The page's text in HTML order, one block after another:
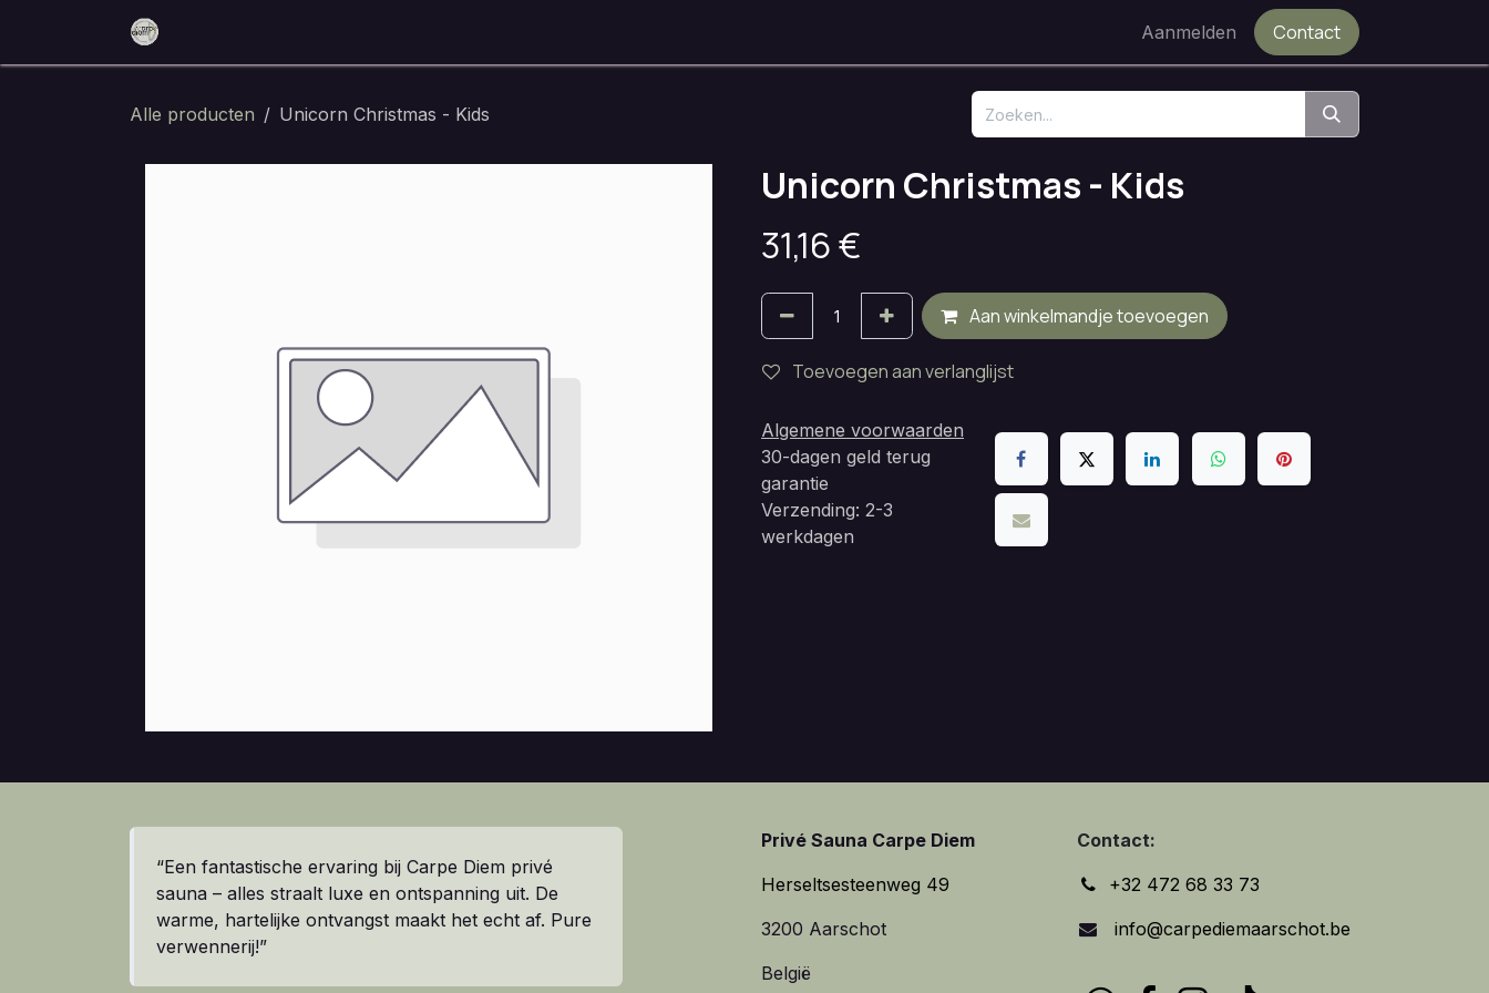
Overslaan naar inhoud
Aanmelden Contact
Alle producten Unicorn Christmas - Kids
Unicorn Christmas - Kids
31,16€
Aan winkelmandje toevoegen
Toevoegen aan verlanglijst
Algemene voorwaarden
30-dagen geld terug
garantie
Verzending: 2-3
werkdagen
“Een fantastische ervaring bij Carpe Diem privé
sauna – alles straalt luxe en ontspanning uit. De
warme, hartelijke ontvangst maakt het echt af. Pure
verwennerij!”
Privé Sauna Carpe Diem
Herseltsesteenweg 49
3200 Aarschot
België
Contact:
+32 472 68 33 73
info@carpediemaarschot.be